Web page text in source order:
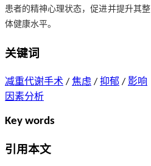
患者的精神心理状态，促进并提升其整
体健康水平。
关键词
减重代谢手术 / 焦虑 / 抑郁 / 影响
因素分析
Key words
引用本文